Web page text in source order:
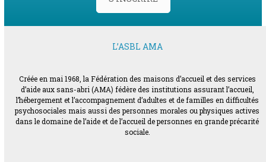
L’ASBL AMA
Créée en mai 1968, la Fédération des maisons d’accueil et des services
d’aide aux sans-abri (AMA) fédère des institutions assurant l’accueil,
l’hébergement et l’accompagnement d’adultes et de familles en difficultés
psychosociales mais aussi des personnes morales ou physiques actives
dans le domaine de l’aide et de l’accueil de personnes en grande précarité
sociale.